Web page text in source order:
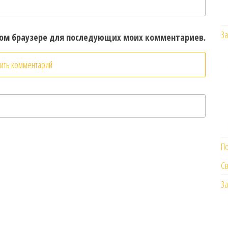
браузере для последующих моих комментариев.